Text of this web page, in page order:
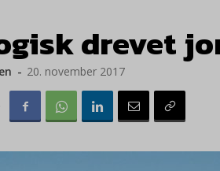
drevet
- 20. november 2017